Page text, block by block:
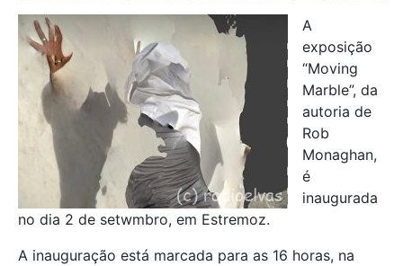
A
exposição
“Moving
Marble”, da
autoria de
Rob
Monaghan,
é
inaugurada
no dia 2 de setwmbro, em Estremoz.
A inauguração está marcada para as 16 horas, na